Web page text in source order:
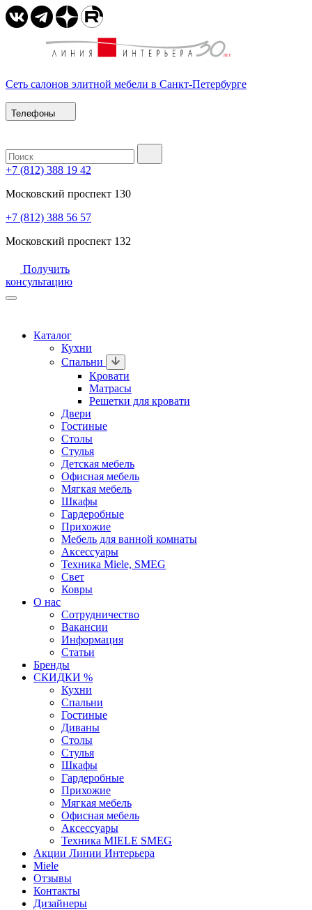
Сеть салонов элитной мебели в Санкт-Петербурге
Телефоны
+7 (812) 388 19 42
Московский проспект 130
+7 (812) 388 56 57
Московский проспект 132
Получить
консультацию
Каталог
Кухни
Спальни
Кровати
Матрасы
Решетки для кровати
Двери
Гостиные
Столы
Стулья
Детская мебель
Офисная мебель
Мягкая мебель
Шкафы
Гардеробные
Прихожие
Мебель для ванной комнаты
Аксессуары
Техника Miele, SMEG
Свет
Ковры
О нас
Сотрудничество
Вакансии
Информация
Статьи
Бренды
СКИДКИ %
Кухни
Спальни
Гостиные
Диваны
Столы
Стулья
Шкафы
Гардеробные
Прихожие
Мягкая мебель
Офисная мебель
Аксессуары
Техника MIELE SMEG
Акции Линии Интерьера
Miele
Отзывы
Контакты
Дизайнеры